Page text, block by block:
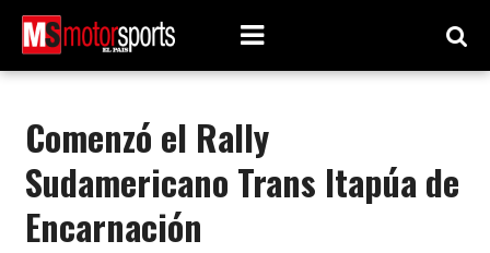
Comenzó el Rally
Sudamericano Trans Itapúa de
Encarnación